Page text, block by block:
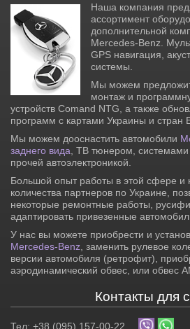
Наша компания
ассортимент
дополнительной
Mercedes-Benz.
GPS навигация,
системы.
Мы можем
монтаж и
устройств Comand NTG, а также
программ с картами Украины и стран
Мы можем дооснастить автомобили
заднего вида , ТВ тюнером, системами
прочей автоэлектроникой.
Большой опыт работы в этой сфере и
количества партнеров по Украине,
некоторые ремонтные работы,
адаптировать привезенные
У нас вы можете приобрести и
Mercedes-Benz , заменить рулевое
версии автомобиля (ретрофит),
аэродинамический обвес, или обвес
Контакты для
Тел: +38 (095) 157-00-22